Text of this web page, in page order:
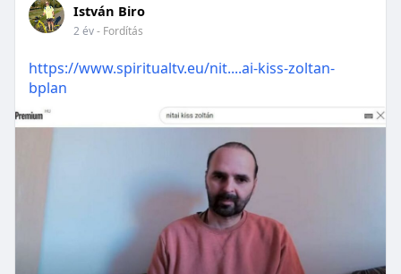
István Biro
2 év- Fordítás
https://www.spiritualtv.eu/nit....ai-kiss-zoltan-
bplan